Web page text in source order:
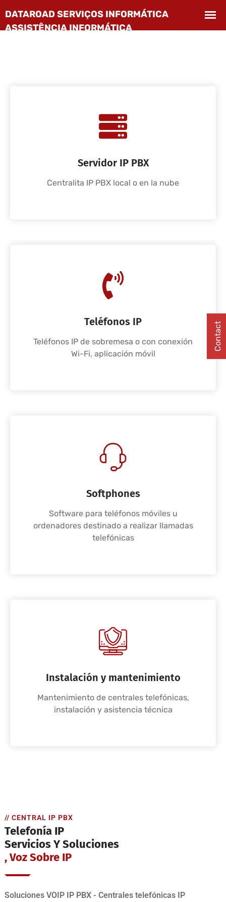
Servidor IP PBX
Centralita IP PBX local o en la nube
Teléfonos IP
Teléfonos IP de sobremesa o con conexión
Wi-Fi, aplicación móvil
Softphones
Software para teléfonos móviles u
ordenadores destinado a realizar llamadas
telefónicas
Instalación y mantenimiento
Mantenimiento de centrales telefónicas,
instalación y asistencia técnica
// CENTRAL IP PBX
Telefonía IP
Servicios Y Soluciones
, Voz Sobre IP
Soluciones VOIP IP PBX - Centrales telefónicas IP
Contact